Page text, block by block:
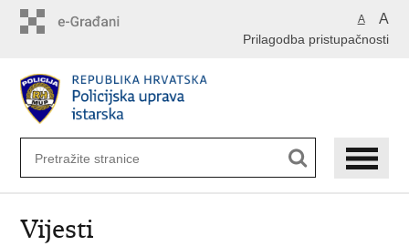
A A
Prilagodba pristupačnosti
Vijesti